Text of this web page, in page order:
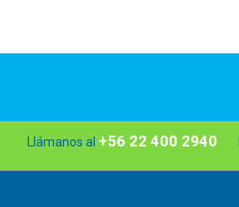
Llámanos al +56 22 400 2940